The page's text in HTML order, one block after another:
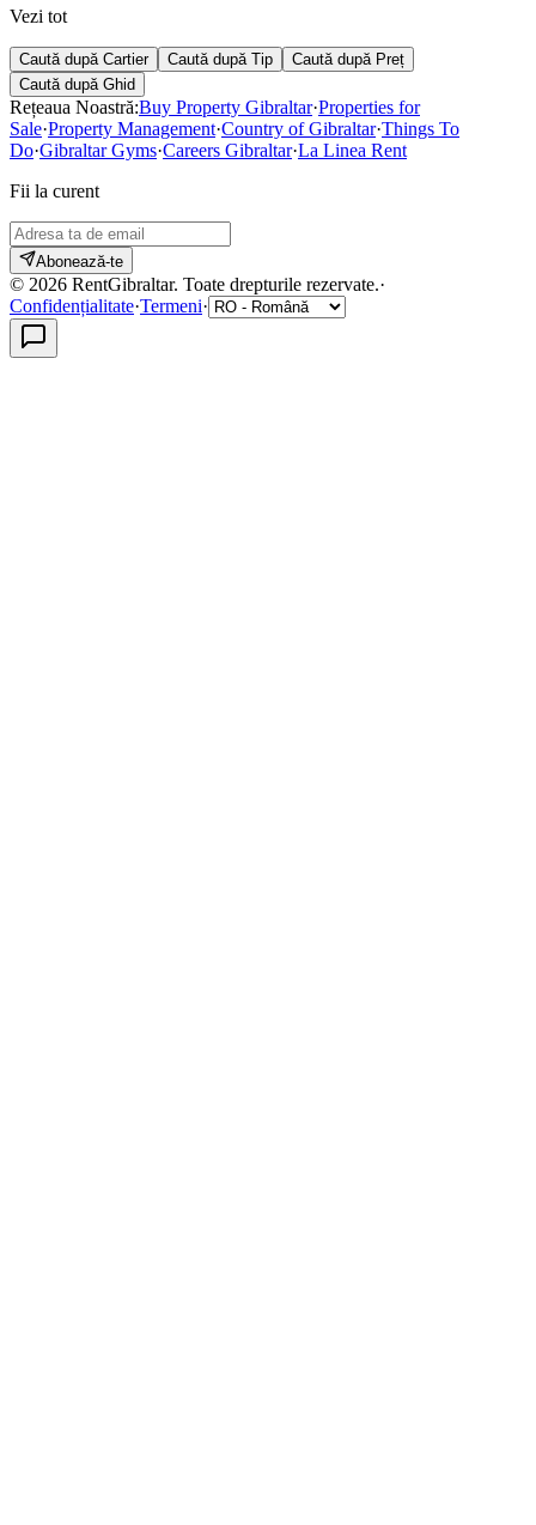
Vezi tot
Caută după Cartier Caută după Tip
Caută după Preț
Caută după Ghid
Rețeaua Noastră:Buy Property Gibraltar·Properties for
Sale·Property Management·Country of Gibraltar·Things To
Do·Gibraltar Gyms·Careers Gibraltar·La Linea Rent
Fii la curent
Abonează-te
© 2026 RentGibraltar. Toate drepturile rezervate.·
Confidențialitate·Termeni·